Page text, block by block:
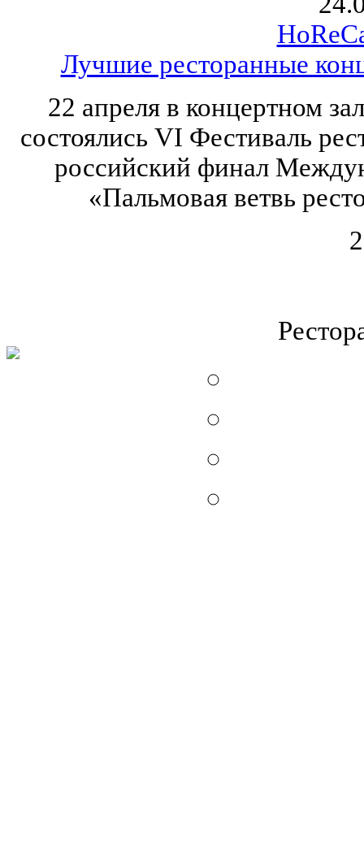
Лучшие ресторанные
22 апреля в концертном
состоялись VI Фестиваль
российский финал
«Пальмовая ветвь